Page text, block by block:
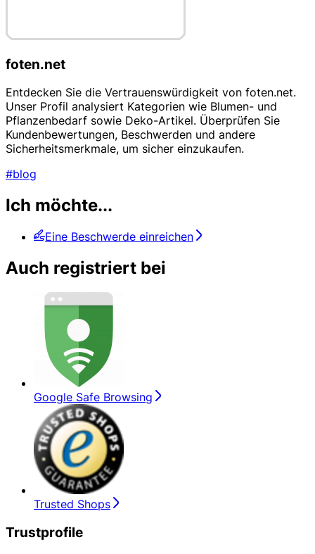
foten.net
Entdecken Sie die Vertrauenswürdigkeit von foten.net.
Unser Profil analysiert Kategorien wie Blumen- und
Pflanzenbedarf sowie Deko-Artikel. Überprüfen Sie
Kundenbewertungen, Beschwerden und andere
Sicherheitsmerkmale, um sicher einzukaufen.
#blog
Ich möchte...
Eine Beschwerde einreichen
Auch registriert bei
Google Safe Browsing
Trusted Shops
Trustprofile